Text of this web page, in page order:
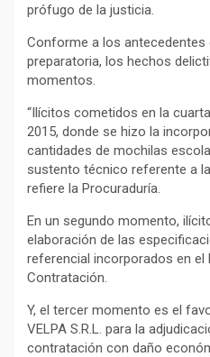
prófugo de la justicia.
Conforme a los antecedentes
preparatoria, los hechos
momentos.
“Ilícitos cometidos en la
2015, donde se hizo la
cantidades de mochilas
sustento técnico referente a
refiere la Procuraduría.
En un segundo momento,
elaboración de las
referencial incorporados en el
Contratación.
Y, el tercer momento es el
VELPA S.R.L. para la
contratación con daño